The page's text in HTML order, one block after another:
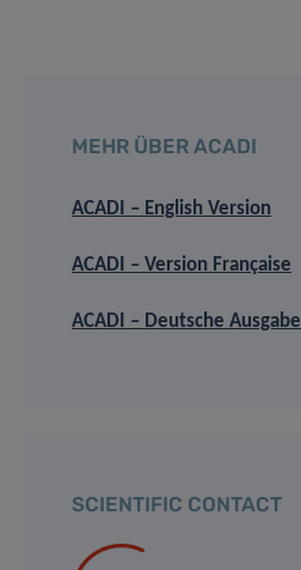
MEHR ÜBER ACADI
ACADI – English Version
ACADI – Version Française
ACADI – Deutsche Ausgabe
SCIENTIFIC CONTACT